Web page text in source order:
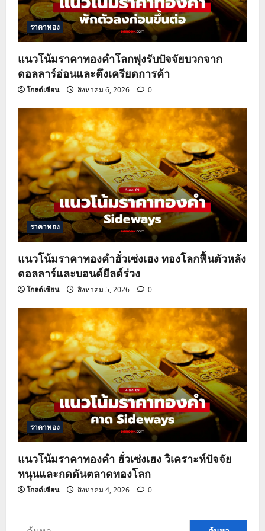
t
i
o
n
ราคาทอง
แนวโน้มราคาทองคำโลกพุ่งรับปัจจัยบวกจาก
ดอลลาร์อ่อนและตึงเครียดการค้า
โกลด์เซียน สิงหาคม 6, 2026 0
ราคาทอง
แนวโน้มราคาทองคำฮั่วเซ่งเฮง ทองโลกฟื้นตัวหลัง
ดอลลาร์และบอนด์ยีลด์ร่วง
โกลด์เซียน สิงหาคม 5, 2026 0
ราคาทอง
แนวโน้มราคาทองคำ ฮั่วเซ่งเฮง วิเคราะห์ปัจจัย
หนุนและกดดันตลาดทองโลก
โกลด์เซียน สิงหาคม 4, 2026 0
ค้นหา